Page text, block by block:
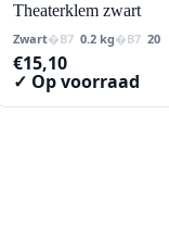
Theaterklem zwart
Zwart 0.2 kg 20
€15,10
✓ Op voorraad